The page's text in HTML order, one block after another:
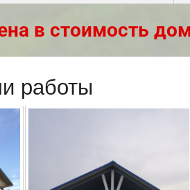
в стоимость
работы